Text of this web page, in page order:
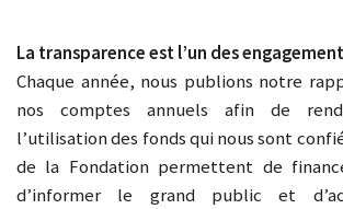
La transparence est l’un des
Chaque année, nous publions notre
nos comptes annuels afin de
l’utilisation des fonds qui nous sont
de la Fondation permettent de
d’informer le grand public et